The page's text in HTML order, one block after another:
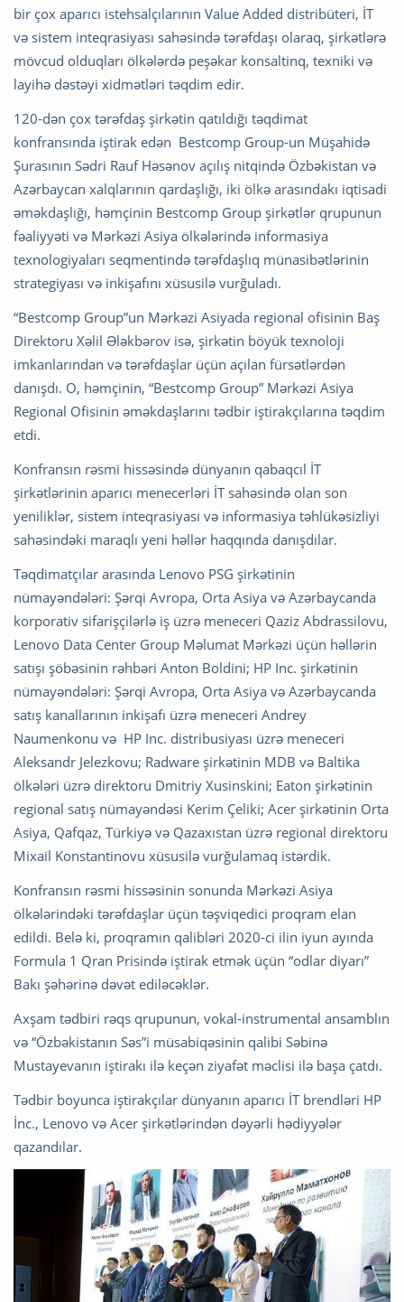
bir çox aparıcı istehsalçılarının Value Added distribüteri, İT
və sistem inteqrasiyası sahəsində tərəfdaşı olaraq, şirkətlərə
mövcud olduqları ölkələrdə peşəkar konsaltinq, texniki və
layihə dəstəyi xidmətləri təqdim edir.
120-dən çox tərəfdaş şirkətin qatıldığı təqdimat
konfransında iştirak edən Bestcomp Group-un Müşahidə
Şurasının Sədri Rauf Həsənov açılış nitqində Özbəkistan və
Azərbaycan xalqlarının qardaşlığı, iki ölkə arasındakı iqtisadi
əməkdaşlığı, həmçinin Bestcomp Group şirkətlər qrupunun
fəaliyyəti və Mərkəzi Asiya ölkələrində informasiya
texnologiyaları seqmentində tərəfdaşlıq münasibətlərinin
strategiyası və inkişafını xüsusilə vurğuladı.
“Bestcomp Group”un Mərkəzi Asiyada regional ofisinin Baş
Direktoru Xəlil Ələkbərov isə, şirkətin böyük texnoloji
imkanlarından və tərəfdaşlar üçün açılan fürsətlərdən
danışdı. O, həmçinin, “Bestcomp Group” Mərkəzi Asiya
Regional Ofisinin əməkdaşlarını tədbir iştirakçılarına təqdim
etdi.
Konfransın rəsmi hissəsində dünyanın qabaqcıl İT
şirkətlərinin aparıcı menecerləri İT sahəsində olan son
yeniliklər, sistem inteqrasiyası və informasiya təhlükəsizliyi
sahəsindəki maraqlı yeni həllər haqqında danışdılar.
Təqdimatçılar arasında Lenovo PSG şirkətinin
nümayəndələri: Şərqi Avropa, Orta Asiya və Azərbaycanda
korporativ sifarişçilərlə iş üzrə meneceri Qaziz Abdrassilovu,
Lenovo Data Center Group Məlumat Mərkəzi üçün həllərin
satışı şöbəsinin rəhbəri Anton Boldini; HP Inc. şirkətinin
nümayəndələri: Şərqi Avropa, Orta Asiya və Azərbaycanda
satış kanallarının inkişafı üzrə meneceri Andrey
Naumenkonu və HP Inc. distribusiyası üzrə meneceri
Aleksandr Jelezkovu; Radware şirkətinin MDB və Baltika
ölkələri üzrə direktoru Dmitriy Xusinskini; Eaton şirkətinin
regional satış nümayəndəsi Kerim Çeliki; Acer şirkətinin Orta
Asiya, Qafqaz, Türkiyə və Qazaxıstan üzrə regional direktoru
Mixail Konstantinovu xüsusilə vurğulamaq istərdik.
Konfransın rəsmi hissəsinin sonunda Mərkəzi Asiya
ölkələrindəki tərəfdaşlar üçün təşviqedici proqram elan
edildi. Belə ki, proqramın qalibləri 2020-ci ilin iyun ayında
Formula 1 Qran Prisində iştirak etmək üçün “odlar diyarı”
Bakı şəhərinə dəvət ediləcəklər.
Axşam tədbiri rəqs qrupunun, vokal-instrumental ansamblın
və “Özbəkistanın Səs”i müsabiqəsinin qalibi Səbinə
Mustayevanın iştirakı ilə keçən ziyafət məclisi ilə başa çatdı.
Tədbir boyunca iştirakçılar dünyanın aparıcı İT brendləri HP
İnc., Lenovo və Acer şirkətlərindən dəyərli hədiyyələr
qazandılar.